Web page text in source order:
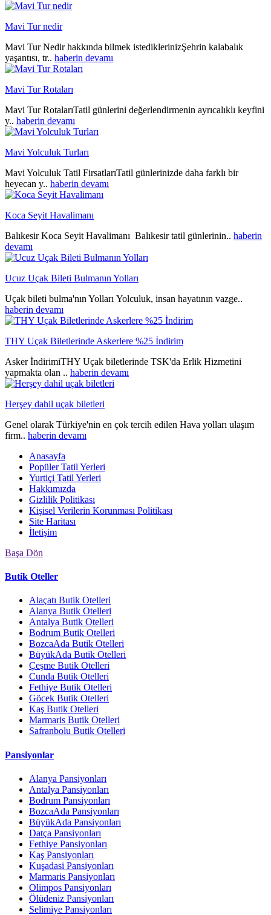
Mavi Tur nedir
Mavi Tur Nedir hakkında bilmek istediklerinizŞehrin kalabalık
yaşantısı, tr.. haberin devamı
Mavi Tur Rotaları
Mavi Tur RotalarıTatil günlerini değerlendirmenin ayrıcalıklı keyfini
y.. haberin devamı
Mavi Yolculuk Turları
Mavi Yolculuk Tatil FirsatlarıTatil günlerinizde daha farklı bir
heyecan y.. haberin devamı
Koca Seyit Havalimanı
Balıkesir Koca Seyit Havalimanı Balıkesir tatil günlerinin.. haberin
devamı
Ucuz Uçak Bileti Bulmanın Yolları
Uçak bileti bulma'nın Yolları Yolculuk, insan hayatının vazge..
haberin devamı
THY Uçak Biletlerinde Askerlere %25 İndirim
Asker İndirimiTHY Uçak biletlerinde TSK'da Erlik Hizmetini
yapmakta olan .. haberin devamı
Herşey dahil uçak biletleri
Genel olarak Türkiye'nin en çok tercih edilen Hava yolları ulaşım
firm.. haberin devamı
Anasayfa
Popüler Tatil Yerleri
Yurtiçi Tatil Yerleri
Hakkımızda
Gizlilik Politikası
Kişisel Verilerin Korunması Politikası
Site Haritası
İletişim
Başa Dön
Butik Oteller
Alaçatı Butik Otelleri
Alanya Butik Otelleri
Antalya Butik Otelleri
Bodrum Butik Otelleri
BozcaAda Butik Otelleri
BüyükAda Butik Otelleri
Çeşme Butik Otelleri
Cunda Butik Otelleri
Fethiye Butik Otelleri
Göcek Butik Otelleri
Kaş Butik Otelleri
Marmaris Butik Otelleri
Safranbolu Butik Otelleri
Pansiyonlar
Alanya Pansiyonları
Antalya Pansiyonları
Bodrum Pansiyonları
BozcaAda Pansiyonları
BüyükAda Pansiyonları
Datça Pansiyonları
Fethiye Pansiyonları
Kaş Pansiyonları
Kuşadasi Pansiyonları
Marmaris Pansiyonları
Olimpos Pansiyonları
Ölüdeniz Pansiyonları
Selimiye Pansiyonları